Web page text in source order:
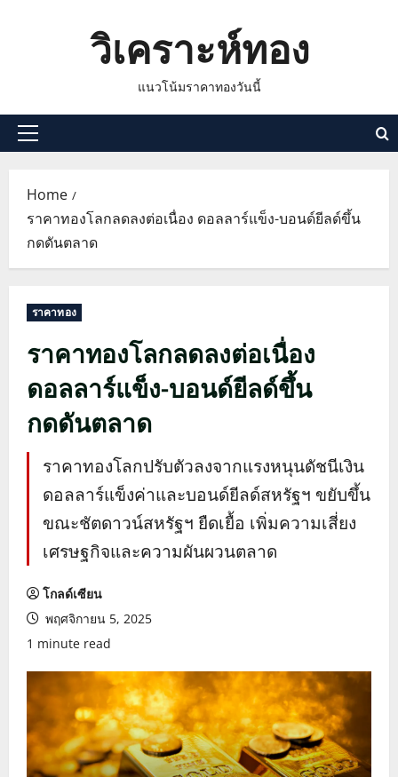
วิเคราะห์ทอง
แนวโน้มราคาทองวันนี้
Primary
Home
ราคาทองโลกลดลงต่อเนื่อง ดอลลาร์แข็ง-บอนด์ยีลด์ขึ้น
กดดันตลาด
ราคาทอง
ราคาทองโลกลดลงต่อเนื่อง
ดอลลาร์แข็ง-บอนด์ยีลด์ขึ้น
กดดันตลาด
ราคาทองโลกปรับตัวลงจากแรงหนุนดัชนีเงิน
ดอลลาร์แข็งค่าและบอนด์ยีลด์สหรัฐฯ ขยับขึ้น
ขณะชัตดาวน์สหรัฐฯ ยืดเยื้อ เพิ่มความเสี่ยง
เศรษฐกิจและความผันผวนตลาด
โกลด์เซียน
พฤศจิกายน 5, 2025
1 minute read